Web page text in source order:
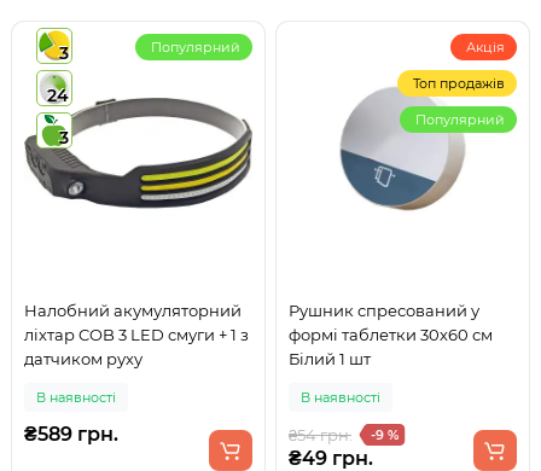
3
24
3
Популярний
Налобний акумуляторний
ліхтар COB 3 LED смуги + 1 з
датчиком руху
В наявності
₴589 грн.
Акція
Топ продажів
Популярний
Рушник спресований у
формі таблетки 30х60 см
Білий 1 шт
В наявності
₴54 грн. -9 %
₴49 грн.